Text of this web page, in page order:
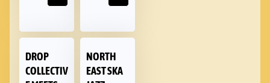
DROP
COLLECTIV
NORTH
EAST SKA